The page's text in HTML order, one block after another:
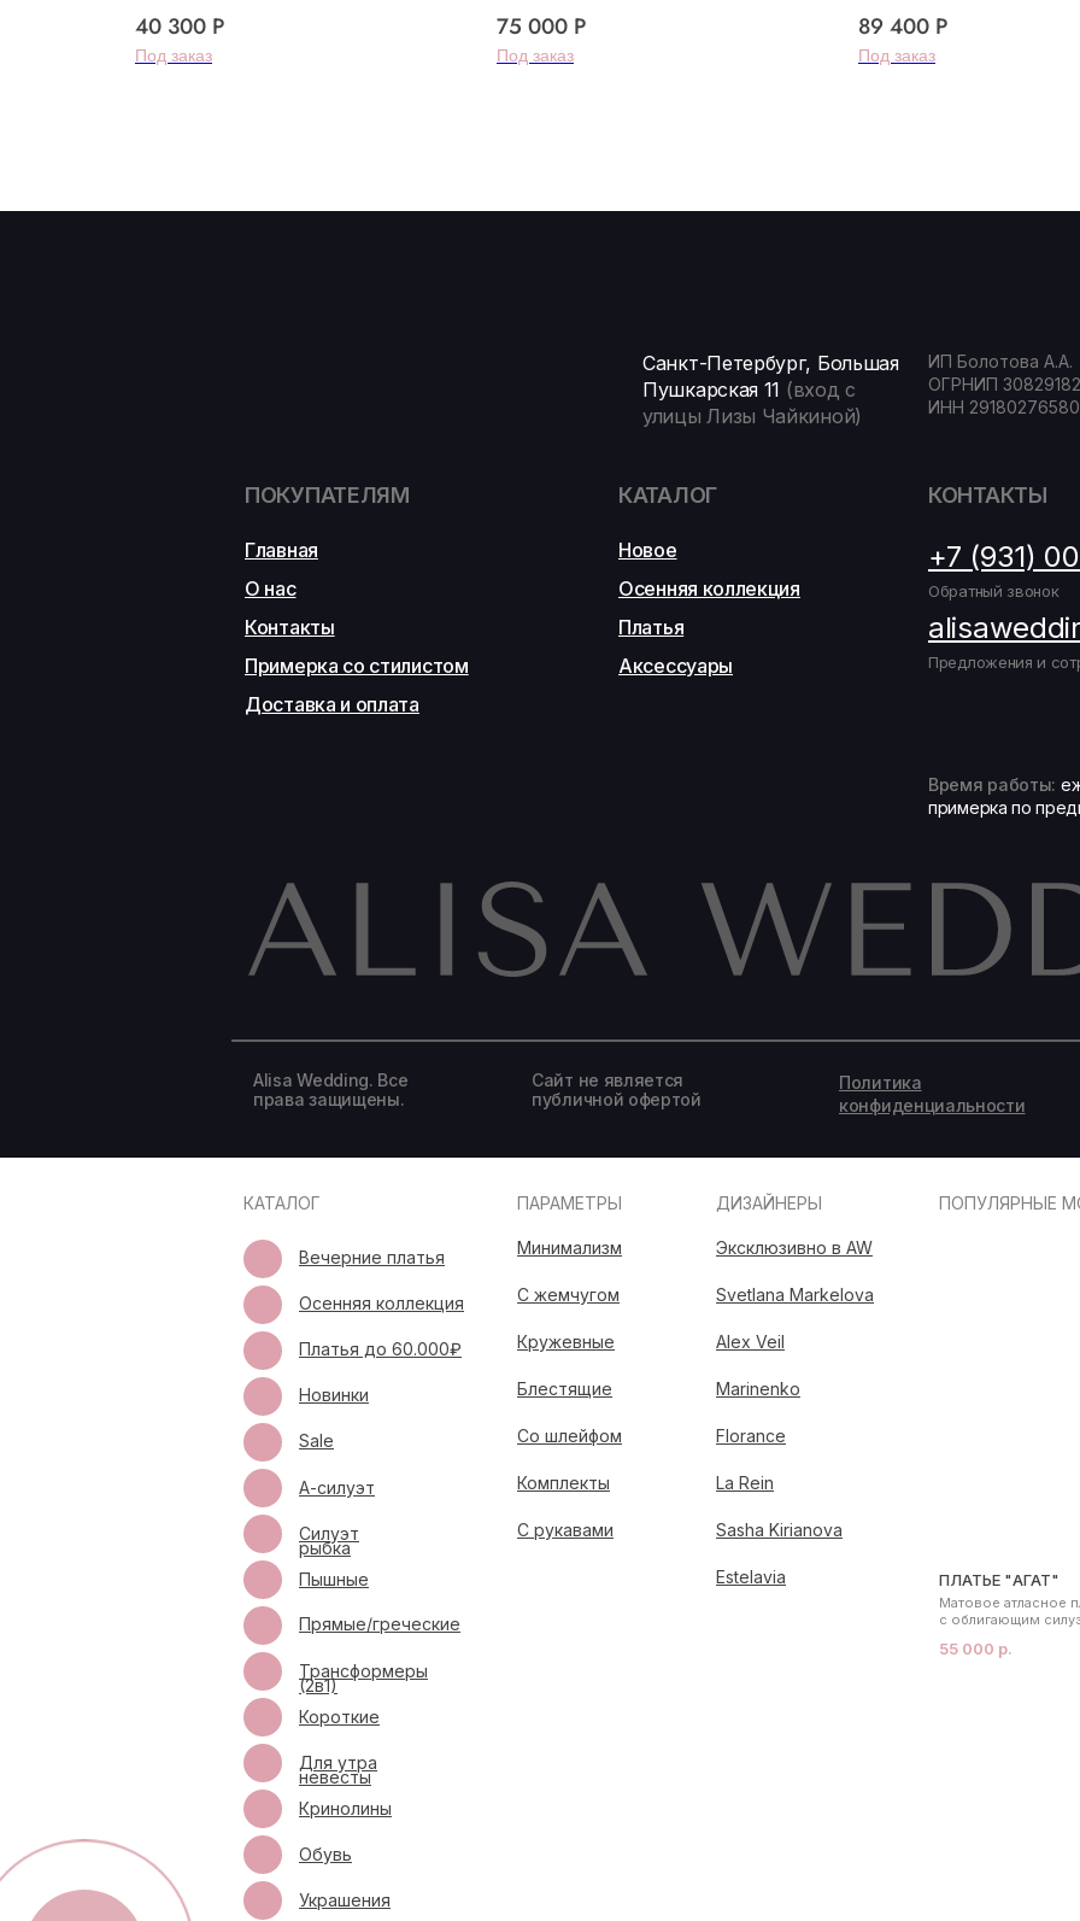
40 300 Р 75 000 Р 89 400 Р
Alisa Wedding. Все
права защищены.
Сайт не является
публичной офертой
Политика
конфиденциальности
Новое
КОНТАКТЫ
Осенняя коллекция
+7 (931)
Платья
Предложения и
Аксессуары
Обратный звонок
Время работы:
примерка по
КАТАЛОГ
ИП Болотова А.А.
ОГРНИП
ИНН
Главная
О нас
Контакты
Примерка со стилистом
Доставка и оплата
ПОКУПАТЕЛЯМ
Санкт-Петербург, Большая
Пушкарская 11 (вход с
улицы Лизы Чайкиной)
КАТАЛОГ
ПЛАТЬЕ "АГАТ"
55 000 р.
Матовое атласное
с облигающим
ПОПУЛЯРНЫЕ
Минимализм
С жемчугом
Кружевные
Блестящие
Со шлейфом
Комплекты
С рукавами
ПАРАМЕТРЫ ДИЗАЙНЕРЫ
Эксклюзивно в AW
Svetlana Markelova
Alex Veil
Marinenko
Florance
La Rein
Sasha Kirianova
Estelavia
Осенняя коллекция
Вечерние платья
Силуэт
рыбка
Новинки
Платья до 60.000₽
А-силуэт
Пышные
Прямые/греческие
Трансформеры
(2в1)
Короткие
Обувь
Для утра
невесты
Кринолины
Украшения
Sale